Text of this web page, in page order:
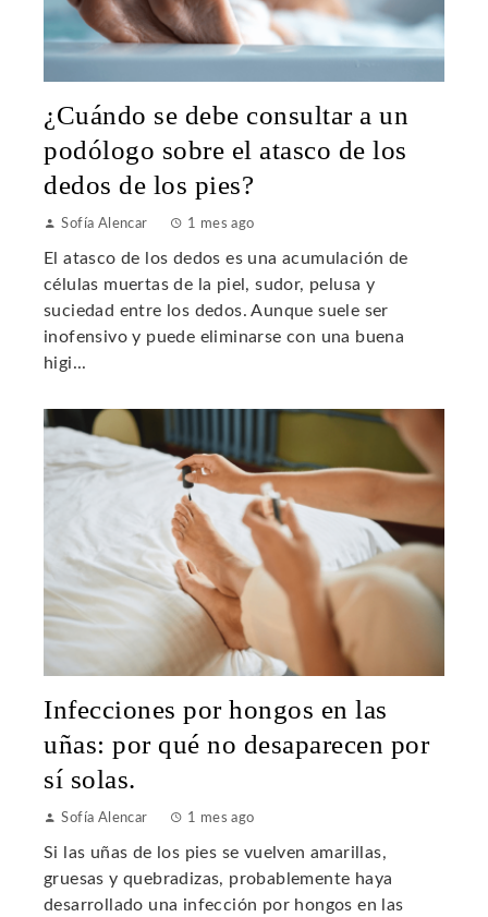
¿Cuándo se debe consultar a un
podólogo sobre el atasco de los
dedos de los pies?
Sofía Alencar 1 mes ago
El atasco de los dedos es una acumulación de
células muertas de la piel, sudor, pelusa y
suciedad entre los dedos. Aunque suele ser
inofensivo y puede eliminarse con una buena
higi...
Infecciones por hongos en las
uñas: por qué no desaparecen por
sí solas.
Sofía Alencar 1 mes ago
Si las uñas de los pies se vuelven amarillas,
gruesas y quebradizas, probablemente haya
desarrollado una infección por hongos en las